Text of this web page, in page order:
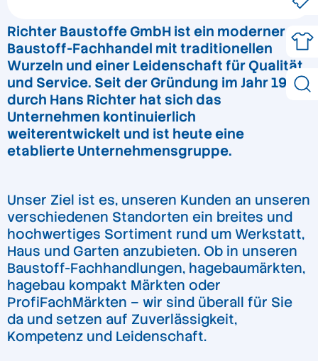
Richter Baustoffe GmbH ist ein moderner
Baustoff-Fachhandel mit traditionellen
Wurzeln und einer Leidenschaft für Qualität
und Service. Seit der Gründung im Jahr 1926
durch Hans Richter hat sich das
Unternehmen kontinuierlich
weiterentwickelt und ist heute eine
etablierte Unternehmensgruppe.
Unser Ziel ist es, unseren Kunden an unseren
verschiedenen Standorten ein breites und
hochwertiges Sortiment rund um Werkstatt,
Haus und Garten anzubieten. Ob in unseren
Baustoff-Fachhandlungen, hagebaumärkten,
hagebau kompakt Märkten oder
ProfiFachMärkten – wir sind überall für Sie
da und setzen auf Zuverlässigkeit,
Kompetenz und Leidenschaft.